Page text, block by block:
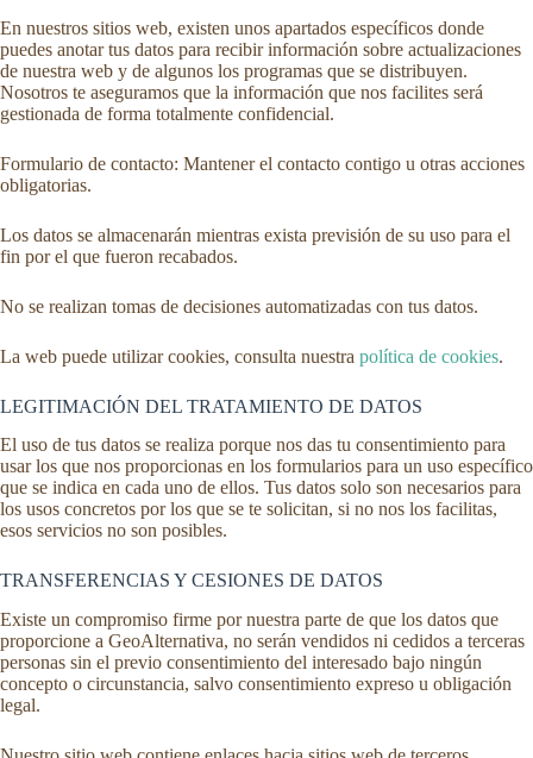
En nuestros sitios web, existen unos apartados específicos donde
puedes anotar tus datos para recibir información sobre actualizaciones
de nuestra web y de algunos los programas que se distribuyen.
Nosotros te aseguramos que la información que nos facilites será
gestionada de forma totalmente confidencial.
Formulario de contacto: Mantener el contacto contigo u otras acciones
obligatorias.
Los datos se almacenarán mientras exista previsión de su uso para el
fin por el que fueron recabados.
No se realizan tomas de decisiones automatizadas con tus datos.
La web puede utilizar cookies, consulta nuestra política de cookies.
LEGITIMACIÓN DEL TRATAMIENTO DE DATOS
El uso de tus datos se realiza porque nos das tu consentimiento para
usar los que nos proporcionas en los formularios para un uso específico
que se indica en cada uno de ellos. Tus datos solo son necesarios para
los usos concretos por los que se te solicitan, si no nos los facilitas,
esos servicios no son posibles.
TRANSFERENCIAS Y CESIONES DE DATOS
Existe un compromiso firme por nuestra parte de que los datos que
proporcione a GeoAlternativa, no serán vendidos ni cedidos a terceras
personas sin el previo consentimiento del interesado bajo ningún
concepto o circunstancia, salvo consentimiento expreso u obligación
legal.